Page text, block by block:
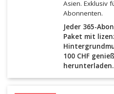
Asien. Exklusiv
Abonnenten.
Jeder 365-
Paket mit
100 CHF
herunterladen.